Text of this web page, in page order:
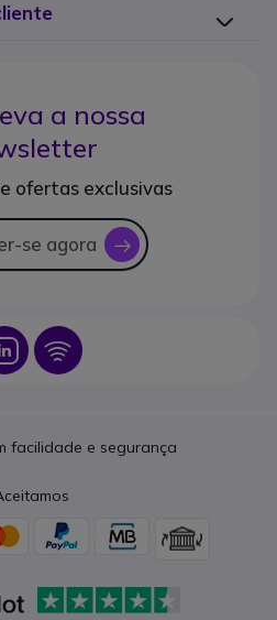
a nossa
ofertas exclusivas
se agora icon
Icon Icon
facilidade e segurança